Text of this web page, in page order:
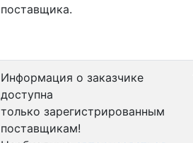
поставщика.
Информация о заказчике
доступна
только зарегистрированным
поставщикам!